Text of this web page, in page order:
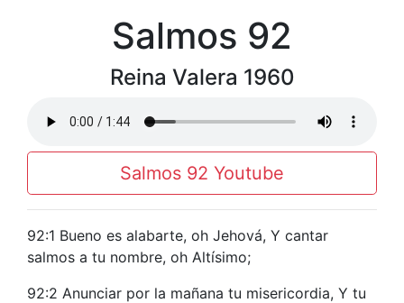
Salmos 92
Reina Valera 1960
Salmos 92 Youtube
92:1 Bueno es alabarte, oh Jehová, Y cantar
salmos a tu nombre, oh Altísimo;
92:2 Anunciar por la mañana tu misericordia, Y tu